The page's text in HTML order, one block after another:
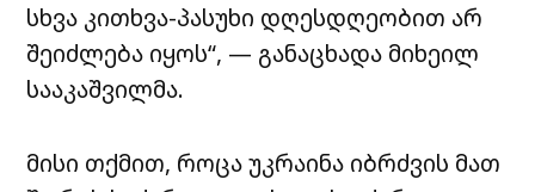
სხვა კითხვა-პასუხი დღესდღეობით არ
შეიძლება იყოს“, — განაცხადა მიხეილ
სააკაშვილმა.
მისი თქმით, როცა უკრაინა იბრძვის მათ